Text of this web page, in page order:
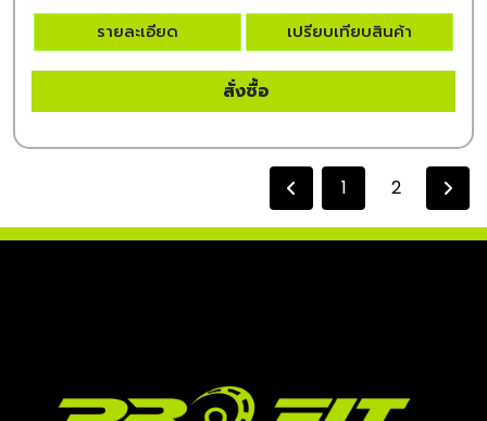
รายละเอียด เปรียบเทียบสินค้า
สั่งซื้อ
1 2